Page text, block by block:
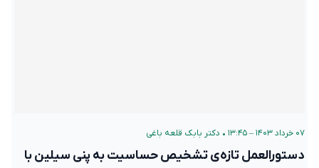
۰۷ خرداد ۱۴۰۳ – ۱۳:۴۵ • دکتر بابک قلعه‌ باغی
دستورالعمل تازه‌ی تشخیص حساسیت به پنی سیلین با